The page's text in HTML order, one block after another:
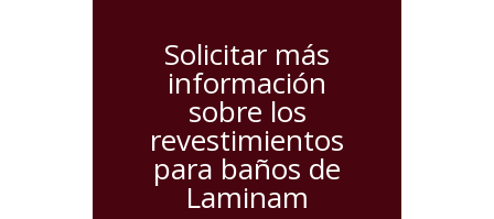
Solicitar más
información
sobre los
revestimientos
para baños de
Laminam